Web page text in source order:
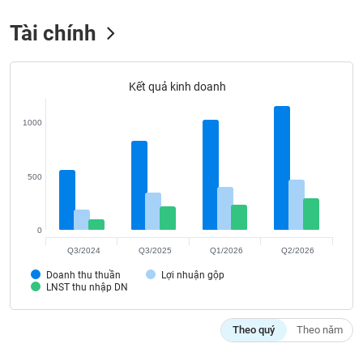
Tài chính
Kết quả kinh doanh
Doanh thu thuần
Lợi nhuận gộp
LNST thu nhập DN
0
500
1000
Q3/2024 Q3/2025 Q1/2026 Q2/2026
Theo quý Theo năm
SẢN
Mã
Lãnh
Tất cả Người nội bộ Người liên quan Cổ đông lớn
Tin
(-)